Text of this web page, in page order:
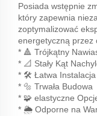
Posiada wstępnie
który zapewnia
zoptymalizować
energetyczną przez
* 🔺 Trójkątny
* 📐 Stały Kąt
* 🛠️ Łatwa Instalacja
* 🔩 Trwała Budowa
* 🧩 elastyczne
* 🌦️ Odporne na